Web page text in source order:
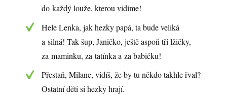
do každý louže, kterou vidíme!
Hele Lenka, jak hezky papá, ta bude veliká
a silná! Tak šup, Janičko, ještě aspoň tři lžičky,
za maminku, za tatínka a za babičku!
Přestaň, Milane, vidíš, že by tu někdo takhle řval?
Ostatní děti si hezky hrají.